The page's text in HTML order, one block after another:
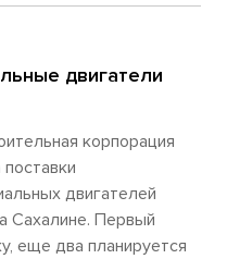
двигатели
корпорация
двигателей
Сахалине. Первый
еще два планируется